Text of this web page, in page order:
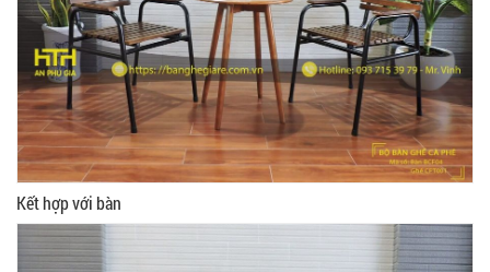
Kết hợp với bàn